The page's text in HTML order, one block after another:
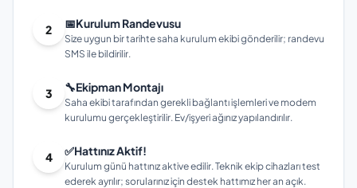
2 📅Kurulum Randevusu
Size uygun bir tarihte saha kurulum ekibi gönderilir; randevu
SMS ile bildirilir.
3 🔧Ekipman Montajı
Saha ekibi tarafından gerekli bağlantı işlemleri ve modem
kurulumu gerçekleştirilir. Ev/işyeri ağınız yapılandırılır.
4 ✅Hattınız Aktif!
Kurulum günü hattınız aktive edilir. Teknik ekip cihazları test
ederek ayrılır; sorularınız için destek hattımız her an açık.